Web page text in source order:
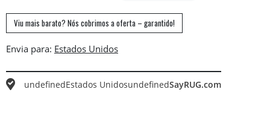
Viu mais barato? Nós cobrimos a oferta – garantido!
Envia para:
undefinedEstados UnidosundefinedSayRUG.com